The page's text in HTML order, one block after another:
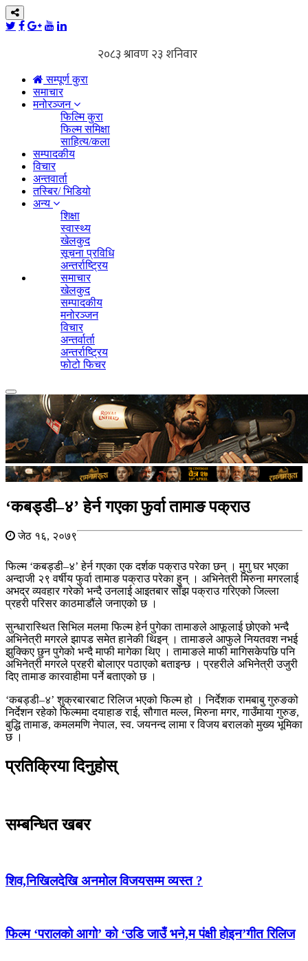
सम्पूर्ण कुरा
समाचार
मनोरञ्जन
फिल्मि कुरा
फिल्म समिक्षा
साहित्य/कला
सम्पादकीय
विचार
अन्तवार्ता
तस्बिर/ भिडियो
अन्य
शिक्षा
स्वास्थ्य
खेलकुद
सूचना प्रविधि
अन्तर्राष्ट्रिय
समाचार
खेलकुद
सम्पादकीय
मनोरञ्जन
विचार
अन्तर्वार्ता
अन्तर्राष्ट्रिय
फोटो फिचर
Toggle
navigation
‘कबड्डी–४’ हेर्न गएका फुर्वा तामाङ पक्राउ
जेठ १६, २०७९
फिल्म ‘कबड्डी–४’ हेर्न गएका एक दर्शक पक्राउ परेका छन् । मुगु घर भएका
अन्दाजी २९ वर्षीय फुर्वा तामाङ पक्राउ परेका हुन् । अभिनेत्री मिरुना मगरलाई
अभद्र व्यवहार गरेको भन्दै उनलाई आइतबार साँझ पक्राउ गरिएको जिल्ला
प्रहरी परिसर काठमाडौंले जनाएको छ ।
सुन्धारास्थित सिभिल मलमा फिल्म हेर्न पुगेका तामाङले आफूलाई छोएको भन्दै
अभिनेत्री मगरले झापड समेत हानेकी थिइन् । तामाङले आफुले नियतवश नभई
झुक्किए छुन पुगेको भन्दै माफी मागेका थिए । तामाङले माफी मागिसकेपछि पनि
अभिनेत्री मगरले प्रहरी बोलाएर पठाएको बताइन्छ । प्रहरीले अभिनेत्री उजुरी
दिए तामाङ कारवाहीमा पर्ने बताएको छ ।
‘कबड्डी–४’ शुक्रबारबाट रिलिज भएको फिल्म हो । निर्देशक रामबाबु गुरुङको
निर्देशन रहेको फिल्ममा दयाहाङ राई, सौगात मल्ल, मिरुना मगर, गाउँमाया गुरुङ,
बुद्धि तामाङ, कमलमणि नेपाल, स्व. जयनन्द लामा र विजय बरालको मुख्य भूमिका
छ ।
प्रतिक्रिया दिनुहोस्
सम्बन्धित खबर
शिव,निखिलदेखि अनमोल विजयसम्म व्यस्त ?
फिल्म ‘परालको आगो’ को ‘उडि जाउँ भने,म पंक्षी होइन’गीत रिलिज